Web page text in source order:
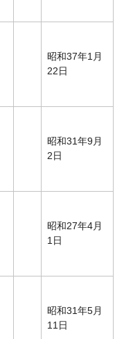
昭和37年1月
22日
昭和31年9月
2日
昭和27年4月
1日
昭和31年5月
11日